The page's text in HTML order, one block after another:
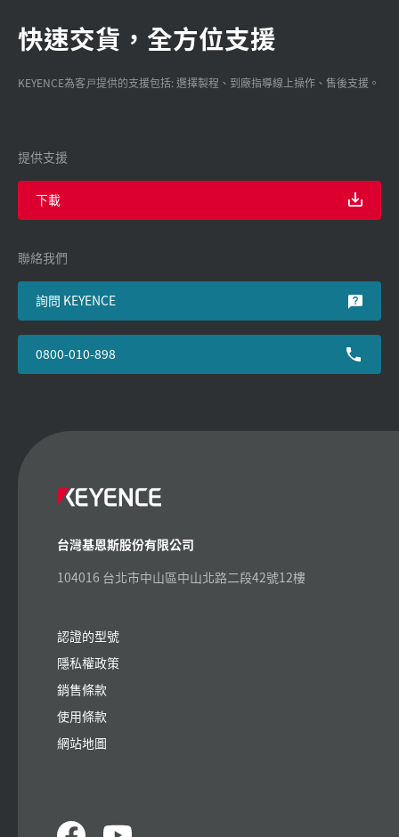
快速交貨，全方位支援
KEYENCE為客戸提供的支援包括: 選擇製程、到廠指導線上操作、售後支援。
提供支援
下載
聯絡我們
詢問 KEYENCE
0800-010-898
台灣基恩斯股份有限公司
104016 台北市中山區中山北路二段42號12樓
認證的型號
隱私權政策
銷售條款
使用條款
網站地圖